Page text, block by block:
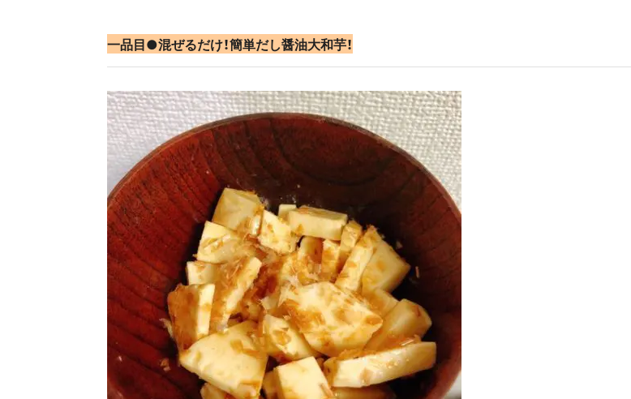
一品目●混ぜるだけ！簡単だし醤油大和芋！